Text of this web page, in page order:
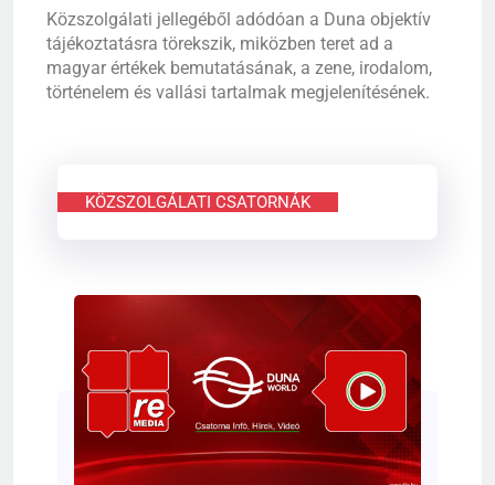
Közszolgálati jellegéből adódóan a Duna objektív
tájékoztatásra törekszik, miközben teret ad a
magyar értékek bemutatásának, a zene, irodalom,
történelem és vallási tartalmak megjelenítésének.
KÖZSZOLGÁLATI CSATORNÁK